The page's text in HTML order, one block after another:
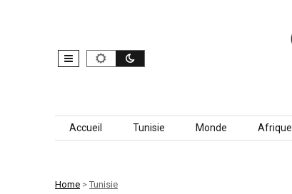
Skip to content
Accueil Tunisie Monde Afrique
Home > Tunisie